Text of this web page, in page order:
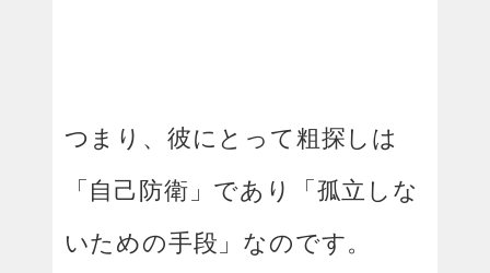
つまり、彼にとって粗探しは
「自己防衛」であり「孤立しな
いための手段」なのです。